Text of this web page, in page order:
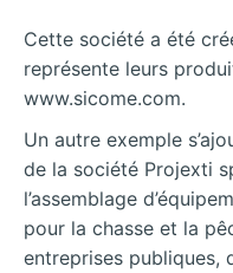
Cette société a été
représente leurs
www.sicome.com.
Un autre exemple
de la société Projexti
l’assemblage
pour la chasse et la
entreprises publiques,